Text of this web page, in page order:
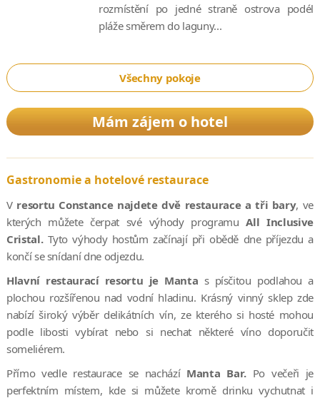
rozmístění po jedné straně ostrova podél
pláže směrem do laguny...
Všechny pokoje
Mám zájem o hotel
Gastronomie a hotelové restaurace
Vresortu Constance najdete dvě restaurace a tři bary, ve
kterých můžete čerpat své výhody programuAll Inclusive
Cristal.Tyto výhody hostům začínají při obědě dne příjezdu a
končí se snídaní dne odjezdu.
Hlavní restaurací resortu je Manta s písčitou podlahou a
plochou rozšířenou nad vodní hladinu. Krásný vinný sklep zde
nabízí široký výběr delikátních vín, ze kterého si hosté mohou
podle libosti vybírat nebo si nechat některé víno doporučit
someliérem.
Přímo vedle restaurace se nachází Manta Bar.Po večeři je
perfektním místem, kde si můžete kromě drinku vychutnat i